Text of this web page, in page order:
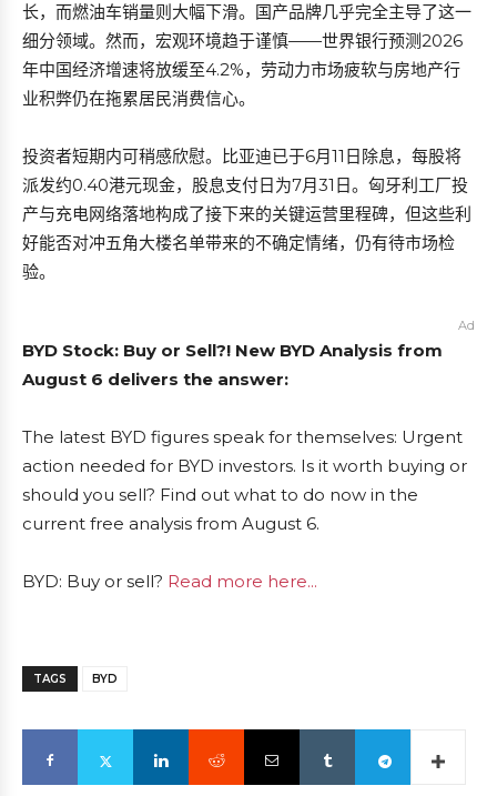
长，而燃油车销量则大幅下滑。国产品牌几乎完全主导了这一
细分领域。然而，宏观环境趋于谨慎——世界银行预测2026
年中国经济增速将放缓至4.2%，劳动力市场疲软与房地产行
业积弊仍在拖累居民消费信心。
投资者短期内可稍感欣慰。比亚迪已于6月11日除息，每股将
派发约0.40港元现金，股息支付日为7月31日。匈牙利工厂投
产与充电网络落地构成了接下来的关键运营里程碑，但这些利
好能否对冲五角大楼名单带来的不确定情绪，仍有待市场检
验。
Ad
BYD Stock: Buy or Sell?! New BYD Analysis from
August 6 delivers the answer:
The latest BYD figures speak for themselves: Urgent
action needed for BYD investors. Is it worth buying or
should you sell? Find out what to do now in the
current free analysis from August 6.
BYD: Buy or sell? Read more here...
TAGS BYD